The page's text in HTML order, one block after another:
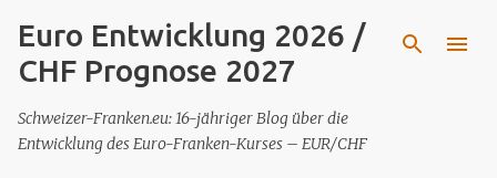
Direkt zum Hauptbereich
Euro Entwicklung 2026 /
CHF Prognose 2027
Schweizer-Franken.eu: 16-jähriger Blog über die
Entwicklung des Euro-Franken-Kurses – EUR/CHF